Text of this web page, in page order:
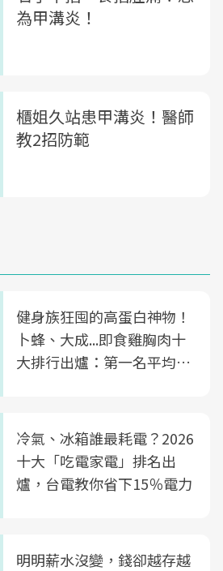
為甲溝炎！
櫃姐久站患甲溝炎！醫師
教2招防範
健身族狂囤的高蛋白神物！
卜蜂、大成...即食雞胸肉十
大排行出爐：第一名平均一
冷氣、冰箱誰最耗電？2026
十大「吃電家電」排名出
爐，台電教你省下15％電力
明明薪水沒變，錢卻越存越